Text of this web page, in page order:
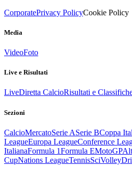
CorporatePrivacy PolicyCookie Policy
Media
VideoFoto
Live e Risultati
LiveDiretta CalcioRisultati e
Sezioni
CalcioMercatoSerie ASerie BCoppa
LeagueEuropa LeagueConference
ItalianaFormula 1Formula EMotoGP
CupNations LeagueTennisSciVolley